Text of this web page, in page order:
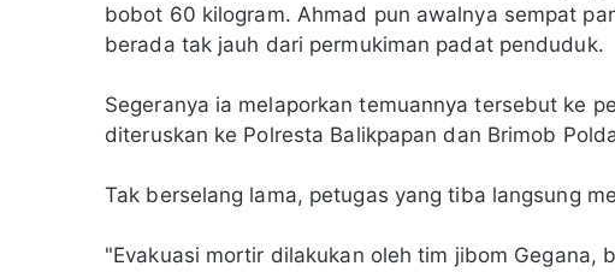
bobot 60 kilogram. Ahmad pun awalnya sempat
berada tak jauh dari permukiman padat penduduk.
Segeranya ia melaporkan temuannya tersebut ke
diteruskan ke Polresta Balikpapan dan Brimob
Tak berselang lama, petugas yang tiba langsung
"Evakuasi mortir dilakukan oleh tim jibom Gegana,